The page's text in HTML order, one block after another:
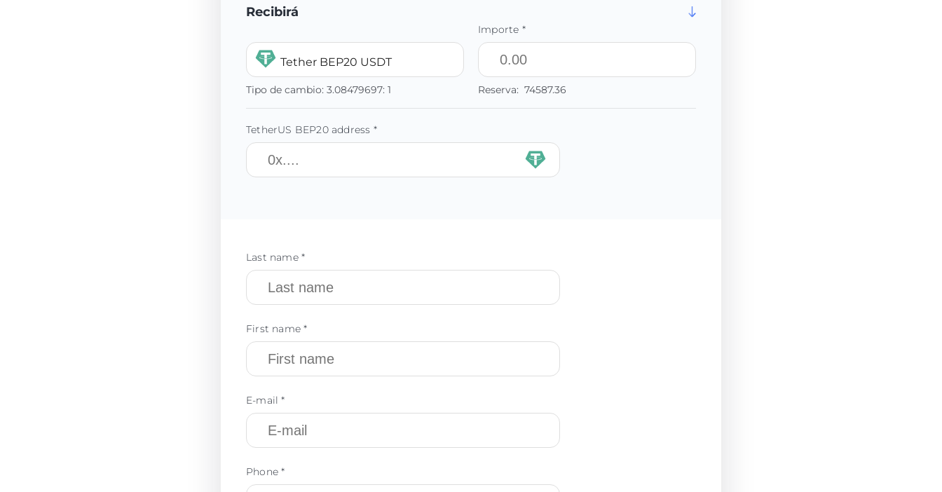
Recibirá
Tether BEP20 USDT
Tipo de cambio: 3.08479697: 1
Importe *
Reserva: 74587.36
TetherUS BEP20 address *
Last name *
First name *
E-mail *
Phone *